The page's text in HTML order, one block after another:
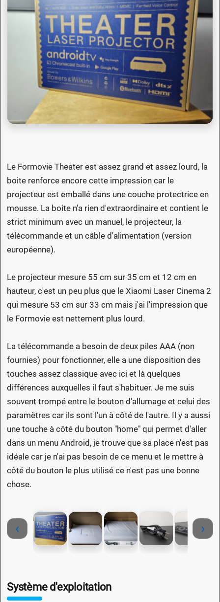
Le Formovie Theater est assez grand et assez lourd, la
boite renforce encore cette impression car le
projecteur est emballé dans une couche protectrice en
mousse. La boite n'a rien d'extraordinaire et contient le
strict minimum avec un manuel, le projecteur, la
télécommande et un câble d'alimentation (version
européenne).
Le projecteur mesure 55 cm sur 35 cm et 12 cm en
hauteur, c'est un peu plus que le Xiaomi Laser Cinema 2
qui mesure 53 cm sur 33 cm mais j'ai l'impression que
le Formovie est nettement plus lourd.
La télécommande a besoin de deux piles AAA (non
fournies) pour fonctionner, elle a une disposition des
touches assez classique avec ici et là quelques
différences auxquelles il faut s'habituer. Je me suis
souvent trompé entre le bouton d'allumage et celui des
paramètres car ils sont l'un à côté de l'autre. Il y a aussi
une touche à côté du bouton "home" qui permet d'aller
dans un menu Android, je trouve que sa place n'est pas
idéale car je n'ai pas besoin de ce menu et le mettre à
côté du bouton le plus utilisé ce n'est pas une bonne
chose.
‹ ›
Système d'exploitation